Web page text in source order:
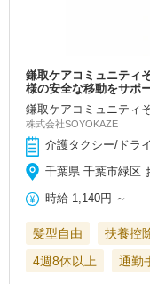
鎌取ケアコミュニティ
様の安全な移動をサポ
鎌取ケアコミュニティ
株式会社SOYOKAZE
介護タクシー/ドラ
千葉県 千葉市緑区
時給 1,140円 ～
髪型自由 扶養控
4週8休以上
通勤